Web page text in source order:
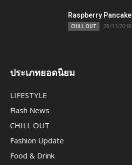
Raspberry Pancake
CHILL OUT 28/11/2018
ประเภทยอดนิยม
LIFESTYLE
Flash News
CHILL OUT
Fashion Update
Food & Drink